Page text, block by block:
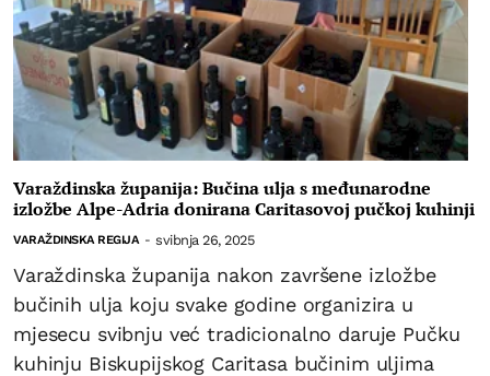
Varaždinska županija: Bučina ulja s međunarodne
izložbe Alpe-Adria donirana Caritasovoj pučkoj kuhinji
VARAŽDINSKA REGIJA - svibnja 26, 2025
Varaždinska županija nakon završene izložbe
bučinih ulja koju svake godine organizira u
mjesecu svibnju već tradicionalno daruje Pučku
kuhinju Biskupijskog Caritasa bučinim uljima